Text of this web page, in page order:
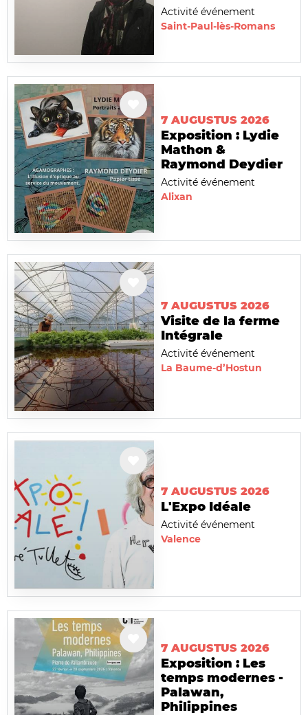
Activité événement
Saint-Paul-lès-Romans
7 AUGUSTUS 2026
Exposition : Lydie
Mathon &
Raymond Deydier
Activité événement
Alixan
7 AUGUSTUS 2026
Visite de la ferme
Intégrale
Activité événement
La Baume-d’Hostun
7 AUGUSTUS 2026
L'Expo Idéale
Activité événement
Valence
7 AUGUSTUS 2026
Exposition : Les
temps modernes -
Palawan,
Philippines